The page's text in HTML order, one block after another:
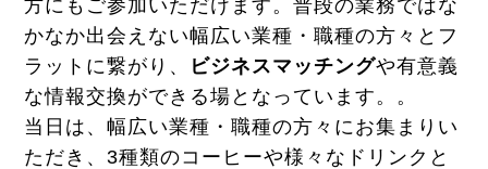
方にもご参加いただけます。普段の業務ではな
かなか出会えない幅広い業種・職種の方々とフ
ラットに繋がり、
ビジネスマッチングや有意義
な情報交換ができる場となっています。。
当日は、幅広い業種・職種の方々にお集まりい
ただき、3種類のコーヒーや様々なドリンクと